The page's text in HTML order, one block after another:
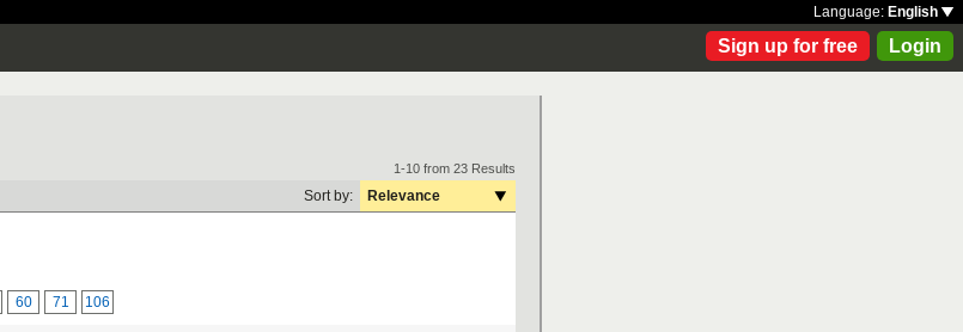
Language: English
Sign up for free Login
1-10 from 23 Results
Sort by: Relevance
60 71 106